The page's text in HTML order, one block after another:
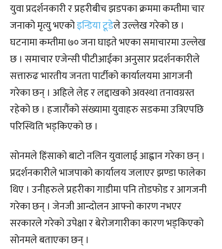
युवा प्रदर्शनकारी र प्रहरीबीच झडपका क्रममा कम्तीमा चार
जनाको मृत्यु भएकोइन्डिया टूडेले उल्लेख गरेको छ ।
घटनामा कम्तीमा ७० जना घाइते भएका समाचारमा उल्लेख
छ । समाचार एजेन्सी पीटीआईका अनुसार प्रदर्शनकारीले
सत्तारुढ भारतीय जनता पार्टीको कार्यालयमा आगजनी
गरेका छन् । अहिले लेह र लद्दाखको अवस्था तनावग्रस्त
रहेको छ । हजारौंको संख्यामा युवाहरु सडकमा उत्रिएपछि
परिस्थिति भड्किएको छ ।
सोनमले हिंसाको बाटो नलिन युवालाई आह्वान गरेका छन् ।
प्रदर्शनकारीले भाजपाको कार्यालय जलाएर झण्डा फालेका
थिए । उनीहरुले प्रहरीका गाडीमा पनि तोडफोड र आगजनी
गरेका छन् । जेनजी आन्दोलन आफ्नो कारण नभएर
सरकारले गरेको उपेक्षा र बेरोजगारीका कारण भड्किएको
सोनमले बताएका छन् ।